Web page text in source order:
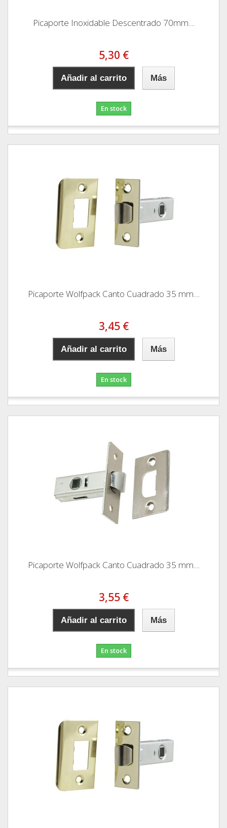
Picaporte Inoxidable Descentrado 70mm....
5,30 €
Añadir al carrito Más
En stock
Picaporte Wolfpack Canto Cuadrado 35 mm....
3,45 €
Añadir al carrito Más
En stock
Picaporte Wolfpack Canto Cuadrado 35 mm....
3,55 €
Añadir al carrito Más
En stock